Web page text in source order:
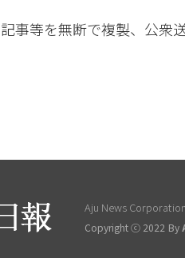
事等を無断で複製、公衆
Aju News
Copyright ⓒ 2022 By